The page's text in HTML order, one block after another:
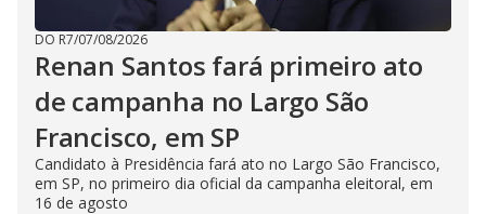
DO R7/07/08/2026
Renan Santos fará primeiro ato
de campanha no Largo São
Francisco, em SP
Candidato à Presidência fará ato no Largo São Francisco,
em SP, no primeiro dia oficial da campanha eleitoral, em
16 de agosto